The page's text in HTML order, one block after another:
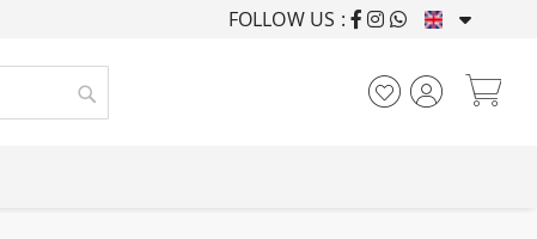
FURNISHING HOUSES
FOLLOW US :
Search